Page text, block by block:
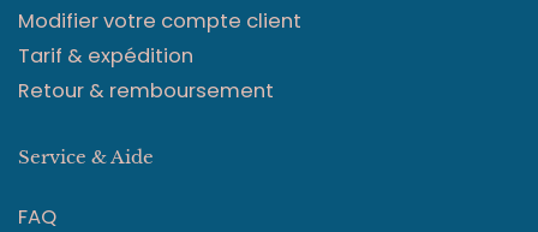
Modifier votre compte client
Tarif & expédition
Retour & remboursement
Service & Aide
FAQ